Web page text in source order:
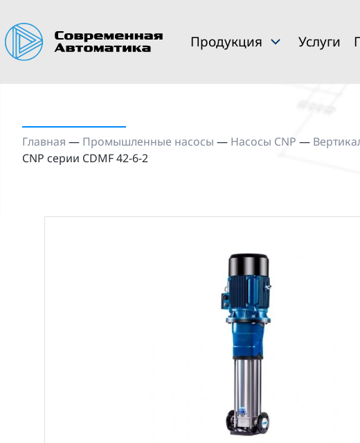
Продукция Услуги
Главная — Промышленные насосы — Насосы CNP —
CNP серии CDMF 42-6-2